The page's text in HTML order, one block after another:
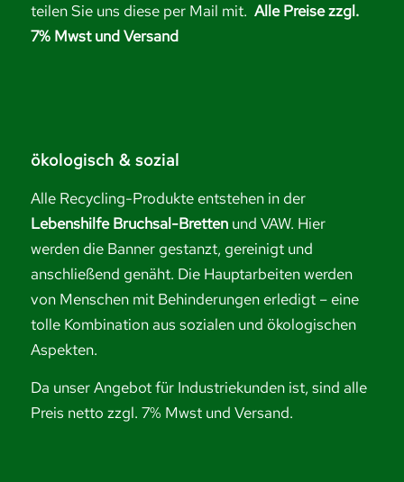
teilen Sie uns diese per Mail mit. Alle Preise zzgl.
7% Mwst und Versand
ökologisch & sozial
Alle Recycling-Produkte entstehen in der
Lebenshilfe Bruchsal-Bretten und VAW. Hier
werden die Banner gestanzt, gereinigt und
anschließend genäht. Die Hauptarbeiten werden
von Menschen mit Behinderungen erledigt – eine
tolle Kombination aus sozialen und ökologischen
Aspekten.
Da unser Angebot für Industriekunden ist, sind alle
Preis netto zzgl. 7% Mwst und Versand.